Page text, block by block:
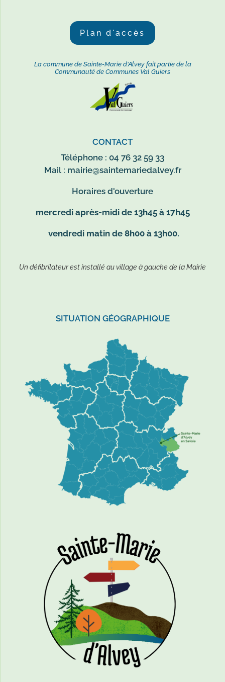
Plan d'accès
La commune de Sainte-Marie d'Alvey fait partie de la
Communauté de Communes Val Guiers
CONTACT
Téléphone : 04 76 32 59 33
Mail : mairie@saintemariedalvey.fr
Horaires d'ouverture
mercredi après-midi de 13h45 à 17h45
vendredi matin de 8h00 à 13h00.
Un défibrilateur est installé au village à gauche de la Mairie
SITUATION GÉOGRAPHIQUE